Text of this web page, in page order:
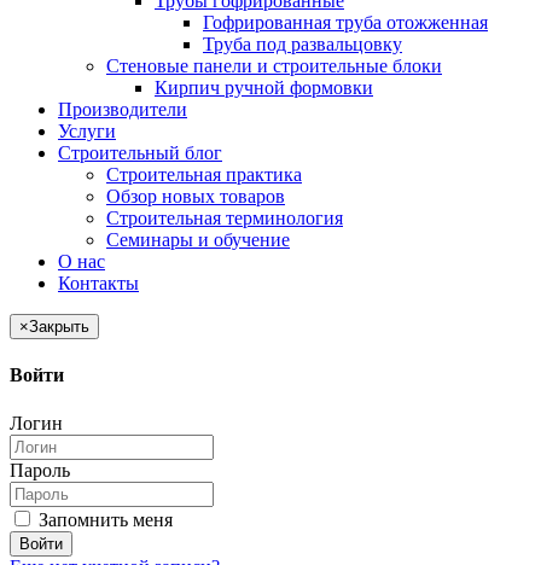
Гофрированная труба отожженная
Труба под развальцовку
Стеновые панели и строительные блоки
Кирпич ручной формовки
Производители
Услуги
Строительный блог
Строительная практика
Обзор новых товаров
Строительная терминология
Семинары и обучение
О нас
Контакты
×Закрыть
Войти
Логин
Пароль
Запомнить меня
Войти